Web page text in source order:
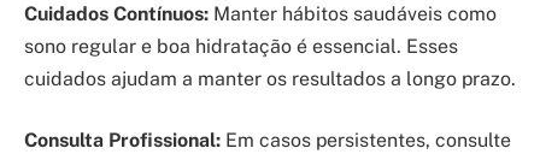
Cuidados Contínuos: Manter hábitos saudáveis como
sono regular e boa hidratação é essencial. Esses
cuidados ajudam a manter os resultados a longo prazo.
Consulta Profissional: Em casos persistentes, consulte